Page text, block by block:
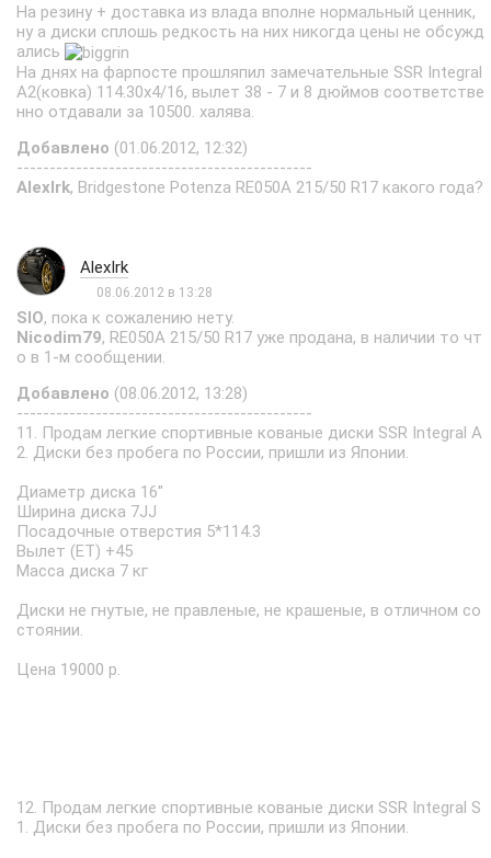
На резину + доставка из влада вполне нормальный ценник,
ну а диски сплошь редкость на них никогда цены не обсужд
ались
На днях на фарпосте прошляпил замечательные SSR Integral
A2(ковка) 114.30x4/16, вылет 38 - 7 и 8 дюймов соответстве
нно отдавали за 10500. халява.
Добавлено (01.06.2012, 12:32)
---------------------------------------------
AlexIrk, Bridgestone Potenza RE050A 215/50 R17 какого года?
AlexIrk
08.06.2012 в 13:28
SIO, пока к сожалению нету.
Nicodim79, RE050A 215/50 R17 уже продана, в наличии то чт
о в 1-м сообщении.
Добавлено (08.06.2012, 13:28)
---------------------------------------------
11. Продам легкие спортивные кованые диски SSR Integral A
2. Диски без пробега по России, пришли из Японии.
Диаметр диска 16''
Ширина диска 7JJ
Посадочные отверстия 5*114.3
Вылет (ET) +45
Масса диска 7 кг
Диски не гнутые, не правленые, не крашеные, в отличном со
стоянии.
Цена 19000 р.
12. Продам легкие спортивные кованые диски SSR Integral S
1. Диски без пробега по России, пришли из Японии.